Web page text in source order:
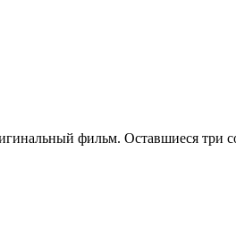
фильм. Оставшиеся три